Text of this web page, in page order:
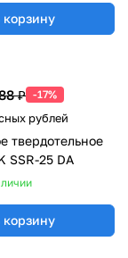
корзину
₽ -17%
рублей
твердотельное
SSR-25 DA
корзину